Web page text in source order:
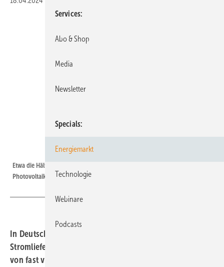
Etwa die Hälfte der Stromlieferverträge wurde mit Betreibern von
Photovoltaikanlagen abgeschlossen. Die Windkraft holt beim PPA aber auf.
In Deutschland wurden im vergangenen Jahr direkte
Stromlieferverträge für Anlagen mit einer Gesamtleistung
von fast vier Gigawatt abgeschlossen. Vor allem
Services
Abo & Shop
Media
Newsletter
Specials
Energiemarkt
Technologie
Webinare
Podcasts